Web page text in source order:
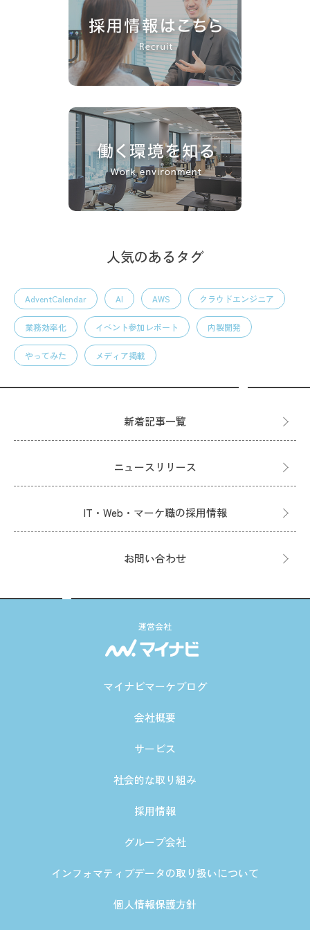
人気のあるタグ
AdventCalendar AI AWS クラウドエンジニア
業務効率化 イベント参加レポート 内製開発
やってみた メディア掲載
新着記事一覧
ニュースリリース
IT・Web・マーケ職の採用情報
お問い合わせ
運営会社
マイナビマーケブログ
会社概要
サービス
社会的な取り組み
採用情報
グループ会社
インフォマティブデータの取り扱いについて
個人情報保護方針